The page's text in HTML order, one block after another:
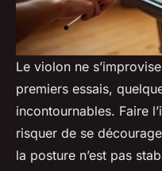
Le violon ne
premiers essais,
incontournables. Faire
risquer de se
la posture n’est pas